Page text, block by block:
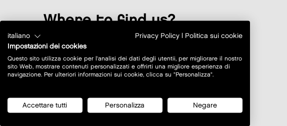
where to find us?
italiano Privacy Policy
Politica sui cookie
Impostazioni dei cookies
Questo sito utilizza cookie per l'analisi dei dati degli utentii, per migliorare il nostro
sito Web, mostrare contenuti personalizzati e offrirti una migliore esperienza di
navigazione. Per ulteriori informazioni sui cookie, clicca su "Personalizza".
Accettare tutti Personalizza Negare